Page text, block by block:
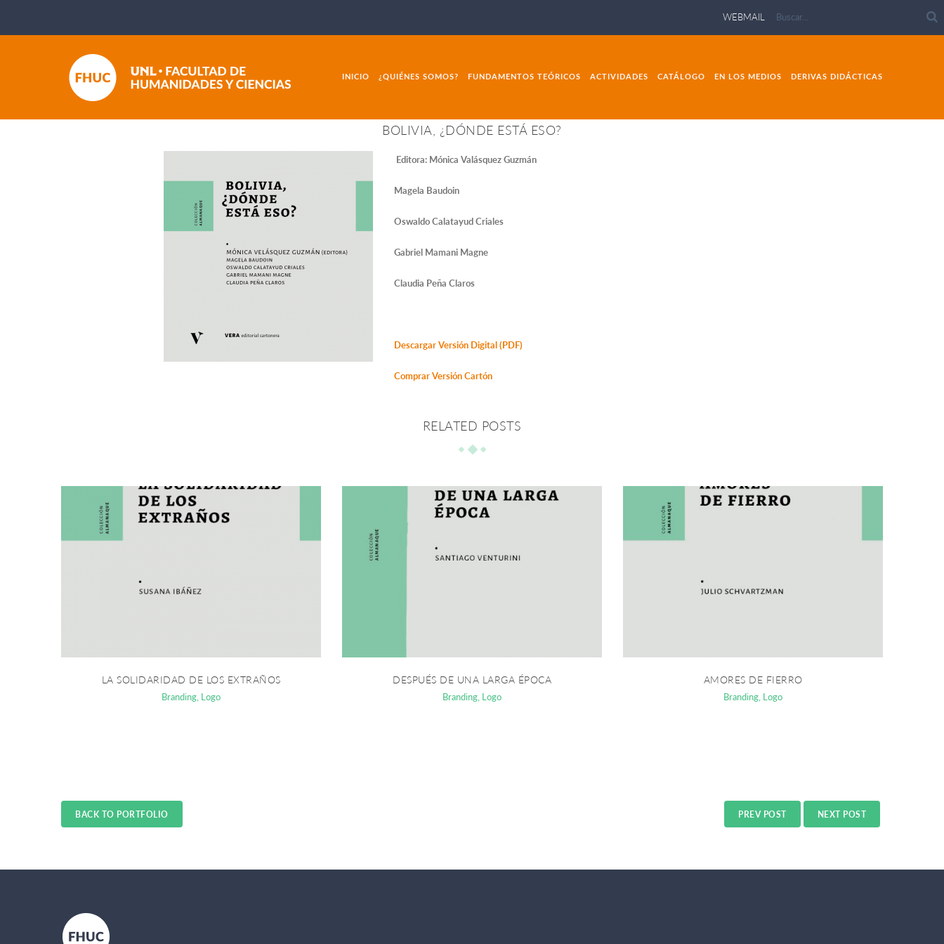
WEBMAIL
INICIO ¿QUIÉNES SOMOS? FUNDAMENTOS TEÓRICOS ACTIVIDADES CATÁLOGO EN LOS MEDIOS DERIVAS DIDÁCTICAS
BOLIVIA, ¿DÓNDE ESTÁ ESO?
Editora: Mónica Valásquez Guzmán
Magela Baudoin
Oswaldo Calatayud Criales
Gabriel Mamani Magne
Claudia Peña Claros
Descargar Versión Digital (PDF)
Comprar Versión Cartón
RELATED POSTS
LA SOLIDARIDAD DE LOS EXTRAÑOS
Branding Logo
DESPUÉS DE UNA LARGA ÉPOCA
Branding Logo
AMORES DE FIERRO
Branding Logo
BACK TO PORTFOLIO NEXT POST
PREV POST